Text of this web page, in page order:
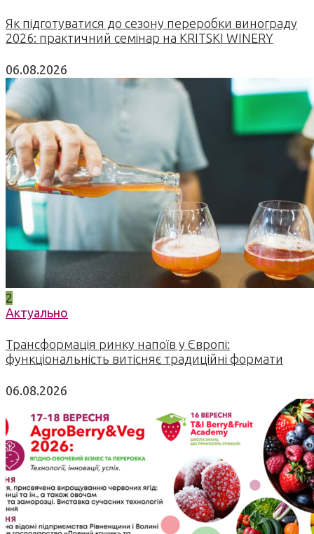
Як підготуватися до сезону переробки винограду
2026: практичний семінар на KRITSKI WINERY
06.08.2026
2
Актуально
Трансформація ринку напоїв у Європі:
функціональність витісняє традиційні формати
06.08.2026